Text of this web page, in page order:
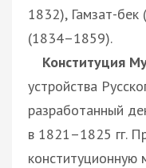
1832), Гамзат-
(1834–1859).
Конституция
устройства
разработанный
в 1821–1825 гг.
конституционную